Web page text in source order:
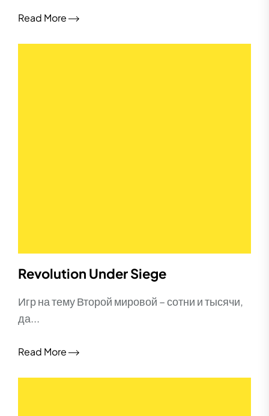
Read More
Revolution Under Siege
Игр на тему Второй мировой – сотни и тысячи,
да...
Read More